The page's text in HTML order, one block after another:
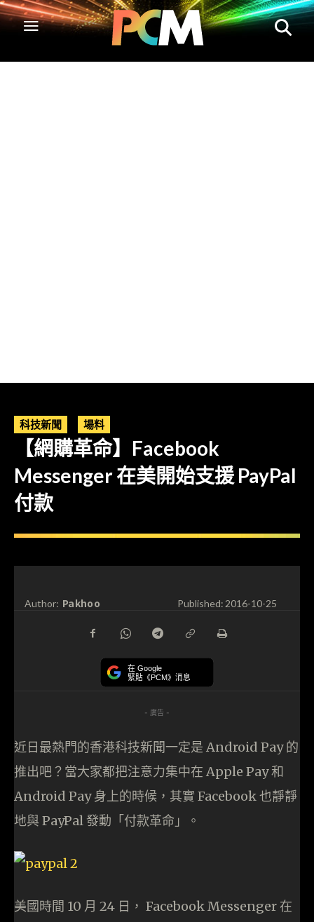
科技新聞 場料
【網購革命】Facebook
Messenger 在美開始支援 PayPal
付款
Author: Pakhoo Published:2016-10-25
在 Google
緊貼《PCM》消息
- 廣告 -
近日最熱門的香港科技新聞一定是 Android Pay 的
推出吧？當大家都把注意力集中在 Apple Pay 和
Android Pay 身上的時候，其實 Facebook 也靜靜
地與 PayPal 發動「付款革命」。
美國時間 10 月 24 日， Facebook Messenger 在